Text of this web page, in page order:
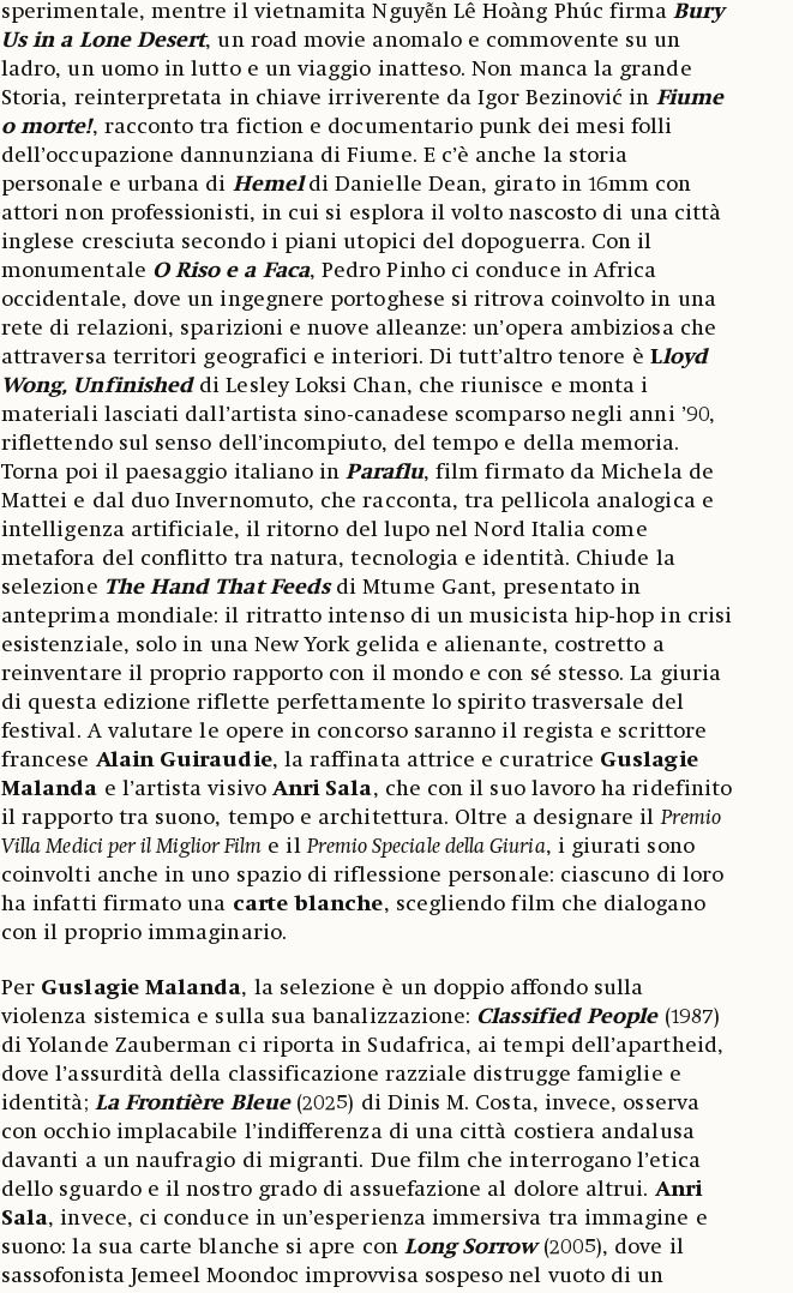
sperimentale, mentre il vietnamita Nguyễn Lê Hoàng Phúc firmaBury
Us in a Lone Desert, un road movie anomalo e commovente su un
ladro, un uomo in lutto e un viaggio inatteso. Non manca la grande
Storia, reinterpretata in chiave irriverente da Igor Bezinović in Fiume
o morte!, racconto tra fiction e documentario punk dei mesi folli
dell’occupazione dannunziana di Fiume. E c’è anche la storia
personale e urbana di Hemel di Danielle Dean, girato in 16mm con
attori non professionisti, in cui si esplora il volto nascosto di una città
inglese cresciuta secondo i piani utopici del dopoguerra. Con il
monumentale O Riso e a Faca, Pedro Pinho ci conduce in Africa
occidentale, dove un ingegnere portoghese si ritrova coinvolto in una
rete di relazioni, sparizioni e nuove alleanze: un’opera ambiziosa che
attraversa territori geografici e interiori. Di tutt’altro tenore è Lloyd
Wong, Unfinisheddi Lesley Loksi Chan, che riunisce e monta i
materiali lasciati dall’artista sino-canadese scomparso negli anni ’90,
riflettendo sul senso dell’incompiuto, del tempo e della memoria.
Torna poi il paesaggio italiano inParaflu, film firmato da Michela de
Mattei e dal duo Invernomuto, che racconta, tra pellicola analogica e
intelligenza artificiale, il ritorno del lupo nel Nord Italia come
metafora del conflitto tra natura, tecnologia e identità. Chiude la
selezione The Hand That Feedsdi Mtume Gant, presentato in
anteprima mondiale: il ritratto intenso di un musicista hip-hop in crisi
esistenziale, solo in una New York gelida e alienante, costretto a
reinventare il proprio rapporto con il mondo e con sé stesso. La giuria
di questa edizione riflette perfettamente lo spirito trasversale del
festival. A valutare le opere in concorso saranno il regista e scrittore
francese Alain Guiraudie, la raffinata attrice e curatrice Guslagie
Malanda e l’artista visivo Anri Sala, che con il suo lavoro ha ridefinito
il rapporto tra suono, tempo e architettura. Oltre a designare ilPremio
Villa Medici per il Miglior Film e ilPremio Speciale della Giuria, i giurati sono
coinvolti anche in uno spazio di riflessione personale: ciascuno di loro
ha infatti firmato una carte blanche, scegliendo film che dialogano
con il proprio immaginario.
Per Guslagie Malanda, la selezione è un doppio affondo sulla
violenza sistemica e sulla sua banalizzazione: Classified People(1987)
di Yolande Zauberman ci riporta in Sudafrica, ai tempi dell’apartheid,
dove l’assurdità della classificazione razziale distrugge famiglie e
identità; La Frontière Bleue(2025) di Dinis M. Costa, invece, osserva
con occhio implacabile l’indifferenza di una città costiera andalusa
davanti a un naufragio di migranti. Due film che interrogano l’etica
dello sguardo e il nostro grado di assuefazione al dolore altrui. Anri
Sala, invece, ci conduce in un’esperienza immersiva tra immagine e
suono: la sua carte blanche si apre con Long Sorrow (2005), dove il
sassofonista Jemeel Moondoc improvvisa sospeso nel vuoto di un